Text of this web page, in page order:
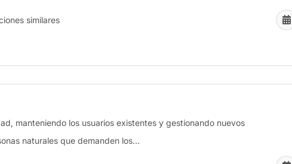
similares
manteniendo los usuarios existentes y gestionando nuevos
naturales que demanden los...